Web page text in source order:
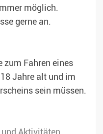
möglich.
gerne an.
zum Fahren eines
Jahre alt und im
sein müssen.